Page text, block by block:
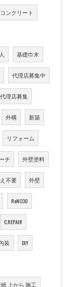
コンクリート
基礎巾木
代理店募集中
代理店募集
外構 新築
リフォーム
チ 外壁塗料
不要 外壁
ReNO30
C.REPAIR
装 DIY
上から 施工